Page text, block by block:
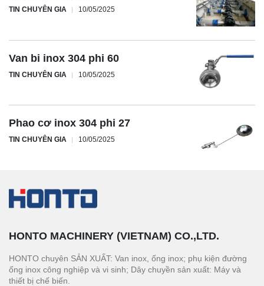
TIN CHUYÊN GIA 10/05/2025
Van bi inox 304 phi 60
TIN CHUYÊN GIA 10/05/2025
Phao cơ inox 304 phi 27
TIN CHUYÊN GIA 10/05/2025
HONTO MACHINERY (VIETNAM) CO.,LTD.
HONTO chuyên SẢN XUẤT: Van inox, ống inox; phụ kiện đường
ống inox công nghiệp và vi sinh; Dây chuyền sản xuất: Máy và
thiết bị chế biến.